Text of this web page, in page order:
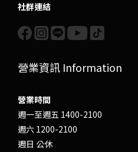
社群連結
營業資訊 Information
營業時間
週一至週五 1400-2100
週六 1200-2100
週日 公休